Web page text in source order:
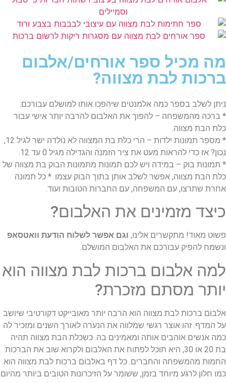
מה מכיל ספר אורחים/אלבום
ברכות לבת מצווה?
ניתן לשלב בספר כמה אלמנטים שיהפכו אותו למושלם עבורכם:
* ברכה מהמשפחה – להפוך את האלבום להרבה יותר אישי עבור
כלת הבת מצווה.
* מספר תמונות ילדות – הרי כלת בת המצווה לא נולדה ישר לגיל 12,
נכון? אז כדי להראות מעט את ציר הזמנה והגדילה מגיל 0 עד 12.
* תמונות בוק – במידה ויש לכם תמונות מתמונות הבוק בת מצווה של
כלת הבת מצווה, אפשר לשלב אותן בתוך הבוק עצמו. * כל תמונה
אחרת שתרצו, עם המשפחה, עם החברות הטובות ועוד.
כיצד מזמינים את האלבום?
פשוט מאוד! מתקשרים אלינו, וגם אפשר לשלוח הודעת וואטסאפ
ונשמח להפיק עבורכם את האלבום המושלם.
למה אלבום ברכות לבת מצווה הוא
יותר מסתם מזכרת?
אלבום ברכות לבת מצווה הוא הרבה יותר מאובייקט דקורטיבי שיושב
על המדף. זהו אוצר רגשי שמלווה את הנערה לאורך השנים ומזכיר לה
כמה אנשים אוהבים אותה ומאמינים בה. כשכלת הבת מצווה תהיה
בת 20 או 30, היא תוכל לפתוח את האלבום ולקרוא שוב את הברכות
החמות מהמשפחה והחברים. כל דף באלבום ברכות לבת מצווה הוא
כמו חלון לרגע מיוחד בזמן, ששומר על הזיכרונות הטובים ביותר מהיום